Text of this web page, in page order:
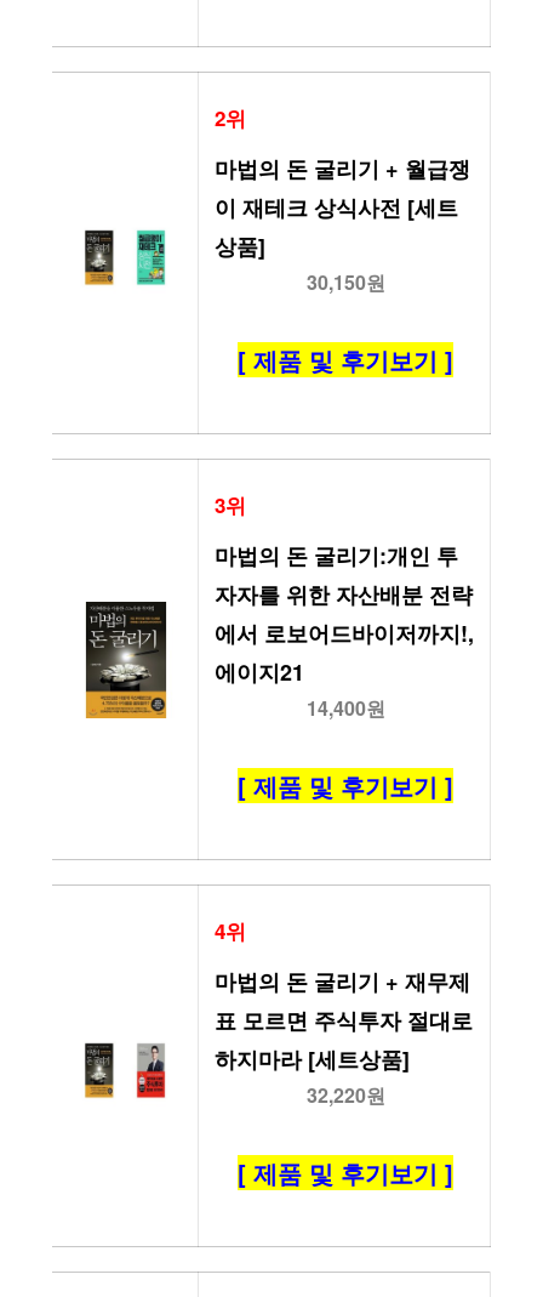
2위
마법의 돈 굴리기 + 월급쟁
이 재테크 상식사전 [세트
상품]
30,150원
[ 제품 및 후기보기 ]
3위
마법의 돈 굴리기:개인 투
자자를 위한 자산배분 전략
에서 로보어드바이저까지!,
에이지21
14,400원
[ 제품 및 후기보기 ]
4위
마법의 돈 굴리기 + 재무제
표 모르면 주식투자 절대로
하지마라 [세트상품]
32,220원
[ 제품 및 후기보기 ]